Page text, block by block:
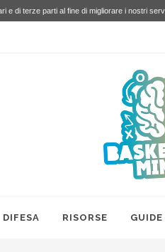
e di terze parti al fine di migliorare i nostri
DIFESA RISORSE GUIDE